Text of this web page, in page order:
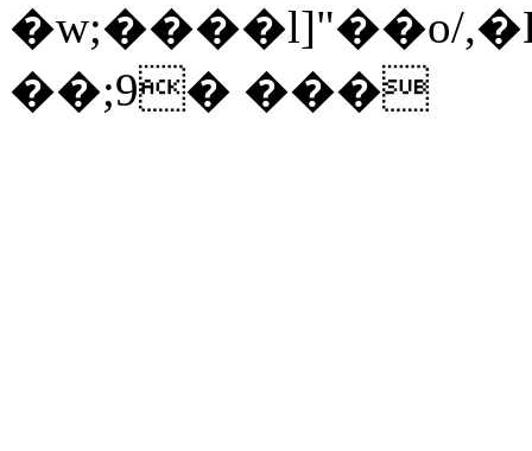
�w;����l]"��o/
��;9� ���